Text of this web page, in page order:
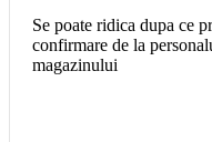
Se poate ridica dupa ce
confirmare de la
magazinului